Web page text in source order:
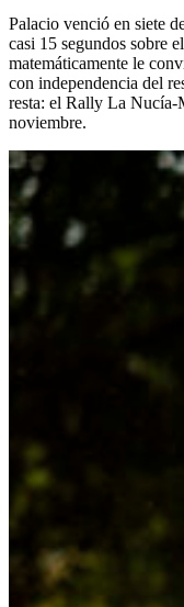
Palacio venció en siete
casi 15 segundos sobre
matemáticamente le
con independencia del
resta: el Rally La Nucía-
noviembre.